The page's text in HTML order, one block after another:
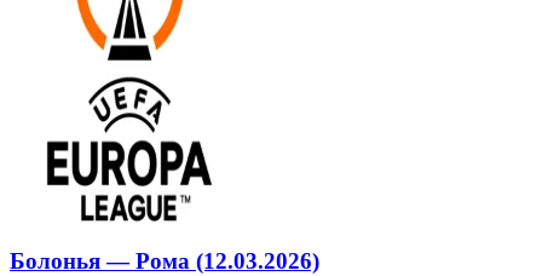
Болонья — Рома (12.03.2026)